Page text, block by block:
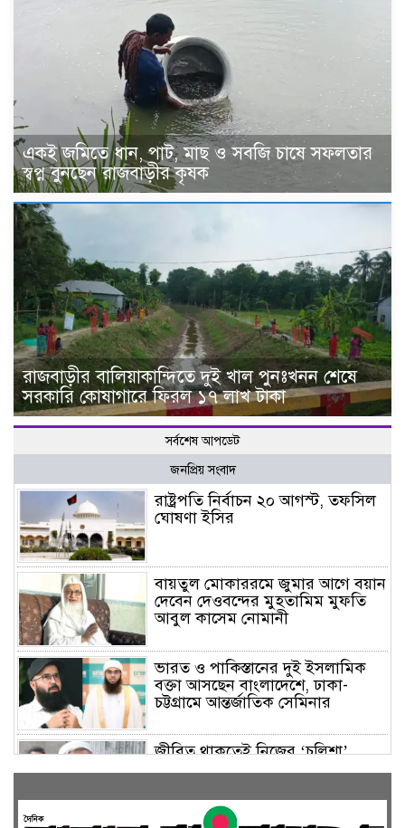
একই জমিতে ধান, পাট, মাছ ও সবজি চাষে সফলতার
স্বপ্ন বুনছেন রাজবাড়ীর কৃষক
রাজবাড়ীর বালিয়াকান্দিতে দুই খাল পুনঃখনন শেষে
সরকারি কোষাগারে ফিরল ১৭ লাখ টাকা
সর্বশেষ আপডেট
জনপ্রিয় সংবাদ
রাষ্ট্রপতি নির্বাচন ২০ আগস্ট, তফসিল
ঘোষণা ইসির
বায়তুল মোকাররমে জুমার আগে বয়ান
দেবেন দেওবন্দের মুহতামিম মুফতি
আবুল কাসেম নোমানী
ভারত ও পাকিস্তানের দুই ইসলামিক
বক্তা আসছেন বাংলাদেশে, ঢাকা-
চট্টগ্রামে আন্তর্জাতিক সেমিনার
জীবিত থাকতেই নিজের ‘চল্লিশা’
করলেন বৃদ্ধ, খেলেন ২ হাজার মানুষ